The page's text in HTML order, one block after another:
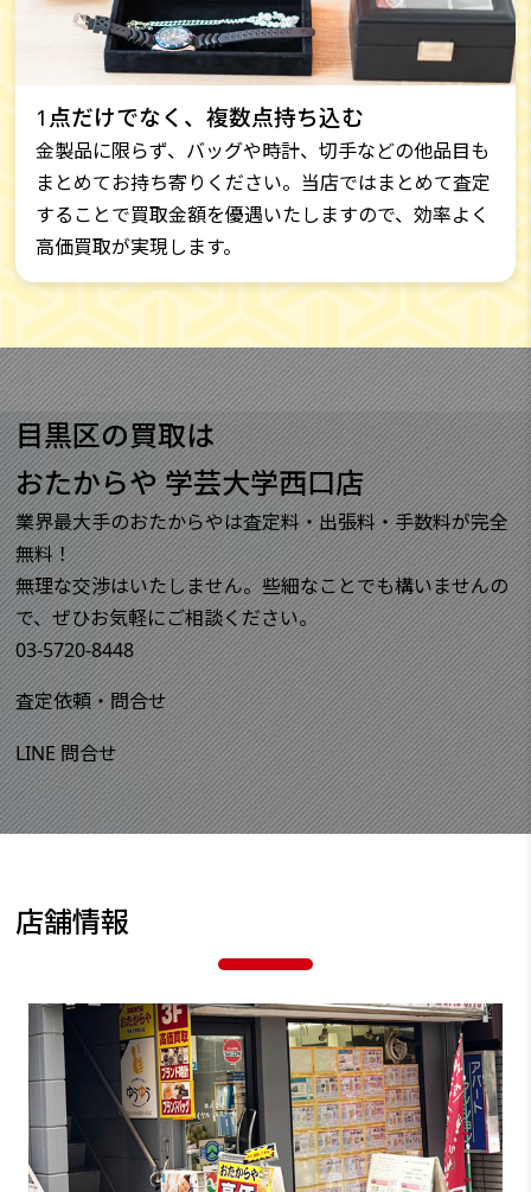
1点だけでなく、複数点持ち込む
金製品に限らず、バッグや時計、切手などの他品目も
まとめてお持ち寄りください。当店ではまとめて査定
することで買取金額を優遇いたしますので、効率よく
高価買取が実現します。
目黒区の買取は
おたからや 学芸大学西口店
業界最大手のおたからやは査定料・出張料・手数料が完全
無料！
無理な交渉はいたしません。些細なことでも構いませんの
で、ぜひお気軽にご相談ください。
03-5720-8448
査定依頼・問合せ
LINE 問合せ
店舗情報